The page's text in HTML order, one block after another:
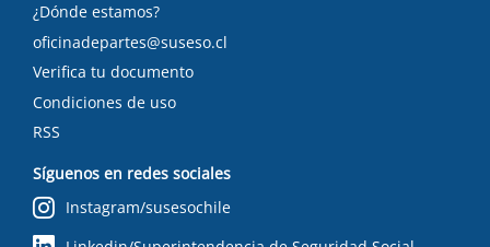
¿Dónde estamos?
oficinadepartes@suseso.cl
Verifica tu documento
Condiciones de uso
RSS
Síguenos en redes sociales
Instagram/susesochile